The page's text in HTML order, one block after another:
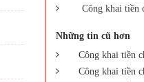
Công khai tiền
Những tin cũ hơn
Công khai tiền
Công khai tiền